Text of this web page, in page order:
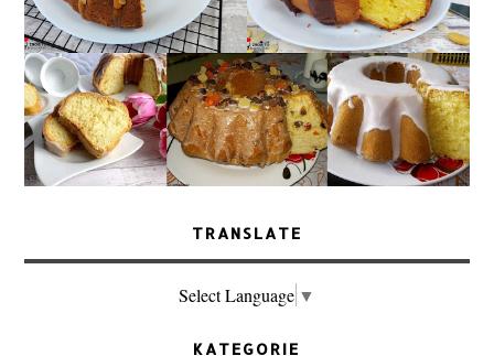
TRANSLATE
Select Language ▼
KATEGORIE